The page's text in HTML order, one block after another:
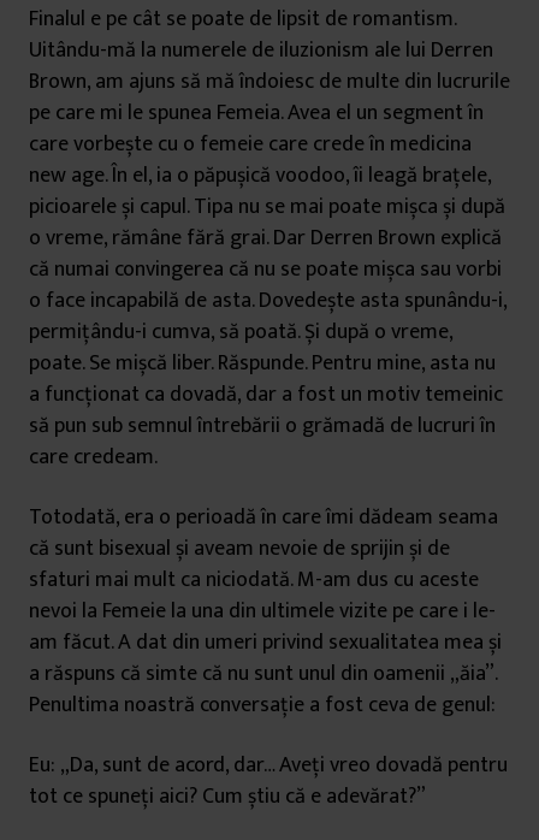
Finalul e pe cât se poate de lipsit de romantism.
Uitându-mă la numerele de iluzionism ale lui Derren
Brown, am ajuns să mă îndoiesc de multe din lucrurile
pe care mi le spunea Femeia. Avea el un segment în
care vorbește cu o femeie care crede în medicina
new age. În el, ia o păpușică voodoo, îi leagă brațele,
picioarele și capul. Tipa nu se mai poate mișca și după
o vreme, rămâne fără grai. Dar Derren Brown explică
că numai convingerea că nu se poate mișca sau vorbi
o face incapabilă de asta. Dovedește asta spunându-i,
permițându-i cumva, să poată. Și după o vreme,
poate. Se mișcă liber. Răspunde. Pentru mine, asta nu
a funcționat ca dovadă, dar a fost un motiv temeinic
să pun sub semnul întrebării o grămadă de lucruri în
care credeam.
Totodată, era o perioadă în care îmi dădeam seama
că sunt bisexual și aveam nevoie de sprijin și de
sfaturi mai mult ca niciodată. M-am dus cu aceste
nevoi la Femeie la una din ultimele vizite pe care i le-
am făcut. A dat din umeri privind sexualitatea mea și
a răspuns că simte că nu sunt unul din oamenii „ăia”.
Penultima noastră conversație a fost ceva de genul:
Eu: „Da, sunt de acord, dar… Aveți vreo dovadă pentru
tot ce spuneți aici? Cum știu că e adevărat?”